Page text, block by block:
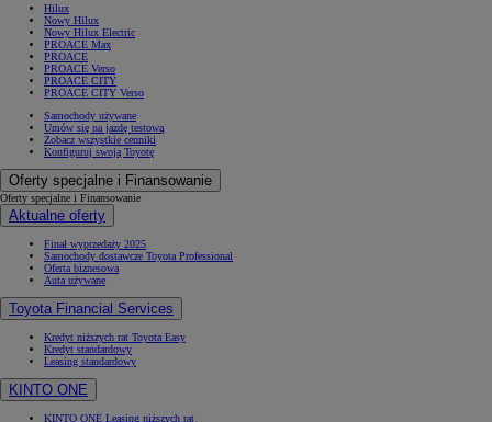
Hilux
Nowy Hilux
Nowy Hilux Electric
PROACE Max
PROACE
PROACE Verso
PROACE CITY
PROACE CITY Verso
Samochody używane
Umów się na jazdę testową
Zobacz wszystkie cenniki
Konfiguruj swoją Toyotę
Oferty specjalne i Finansowanie
Oferty specjalne i Finansowanie
Aktualne oferty
Finał wyprzedaży 2025
Samochody dostawcze Toyota Professional
Oferta biznesowa
Auta używane
Toyota Financial Services
Kredyt niższych rat Toyota Easy
Kredyt standardowy
Leasing standardowy
KINTO ONE
KINTO ONE Leasing niższych rat